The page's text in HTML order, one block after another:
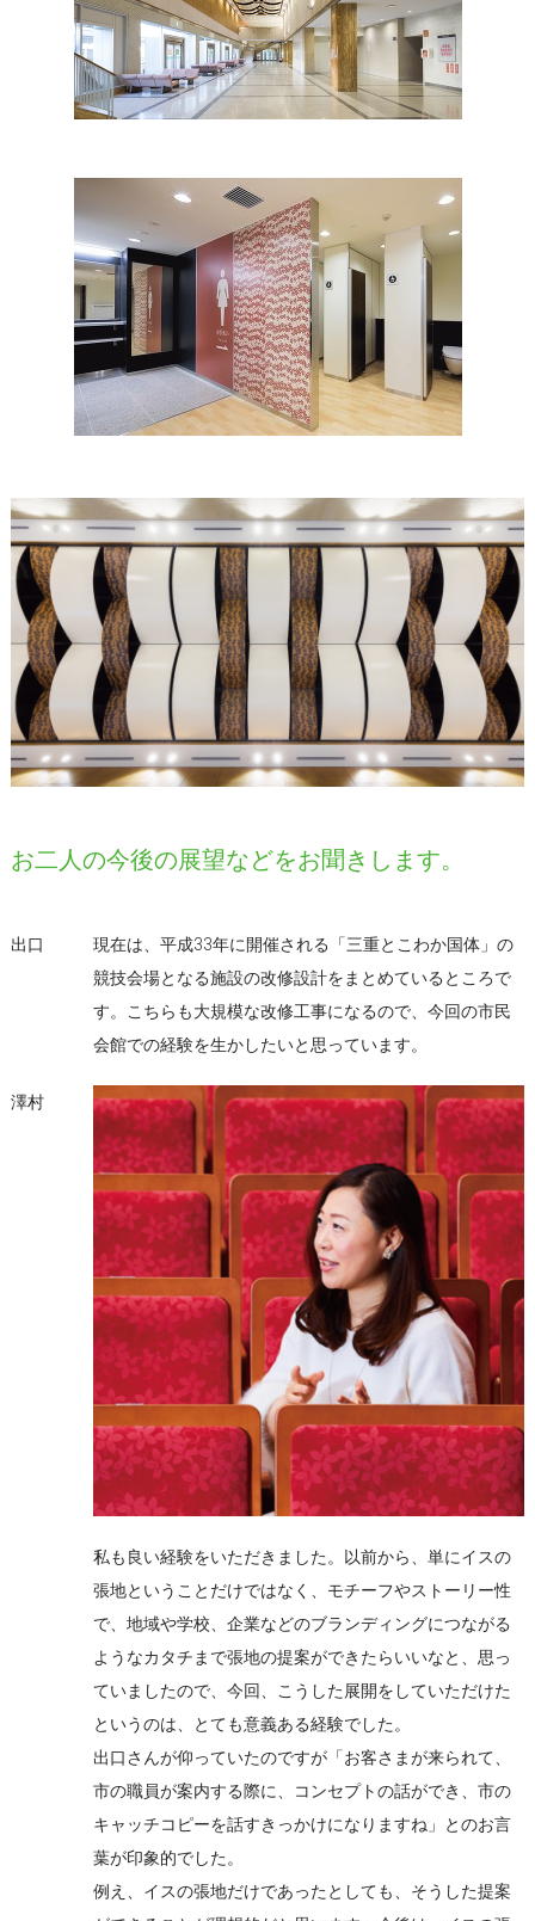
お二人の今後の展望などをお聞きします。
出口
現在は、平成33年に開催される「三重とこわか国体」の
競技会場となる施設の改修設計をまとめているところで
す。こちらも大規模な改修工事になるので、今回の市民
会館での経験を生かしたいと思っています。
澤村
私も良い経験をいただきました。以前から、単にイスの
張地ということだけではなく、モチーフやストーリー性
で、地域や学校、企業などのブランディングにつながる
ようなカタチまで張地の提案ができたらいいなと、思っ
ていましたので、今回、こうした展開をしていただけた
というのは、とても意義ある経験でした。
出口さんが仰っていたのですが「お客さまが来られて、
市の職員が案内する際に、コンセプトの話ができ、市の
キャッチコピーを話すきっかけになりますね」とのお言
葉が印象的でした。
例え、イスの張地だけであったとしても、そうした提案